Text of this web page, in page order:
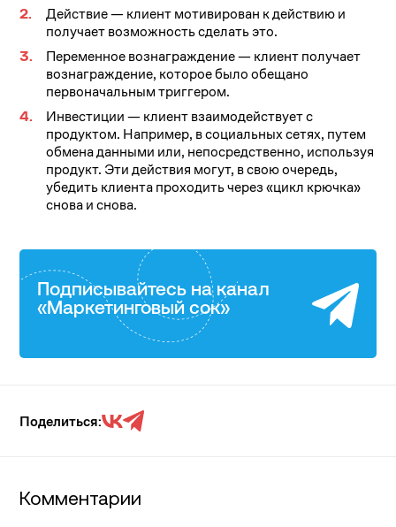
Действие — клиент мотивирован к действию и
получает возможность сделать это.
Переменное вознаграждение — клиент получает
вознаграждение, которое было обещано
первоначальным триггером.
Инвестиции — клиент взаимодействует с
продуктом. Например, в социальных сетях, путем
обмена данными или, непосредственно, используя
продукт. Эти действия могут, в свою очередь,
убедить клиента проходить через «цикл крючка»
снова и снова.
Подписывайтесь на канал
«Маркетинговый сок»
Поделиться:
Комментарии